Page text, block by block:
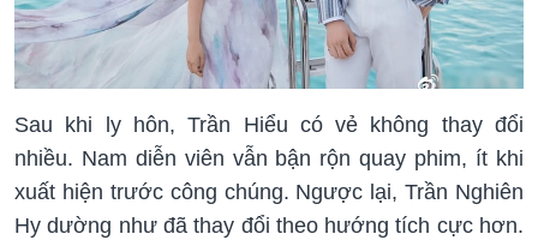
Sau khi ly hôn, Trần Hiểu có vẻ không thay đổi
nhiều. Nam diễn viên vẫn bận rộn quay phim, ít khi
xuất hiện trước công chúng. Ngược lại, Trần Nghiên
Hy dường như đã thay đổi theo hướng tích cực hơn.